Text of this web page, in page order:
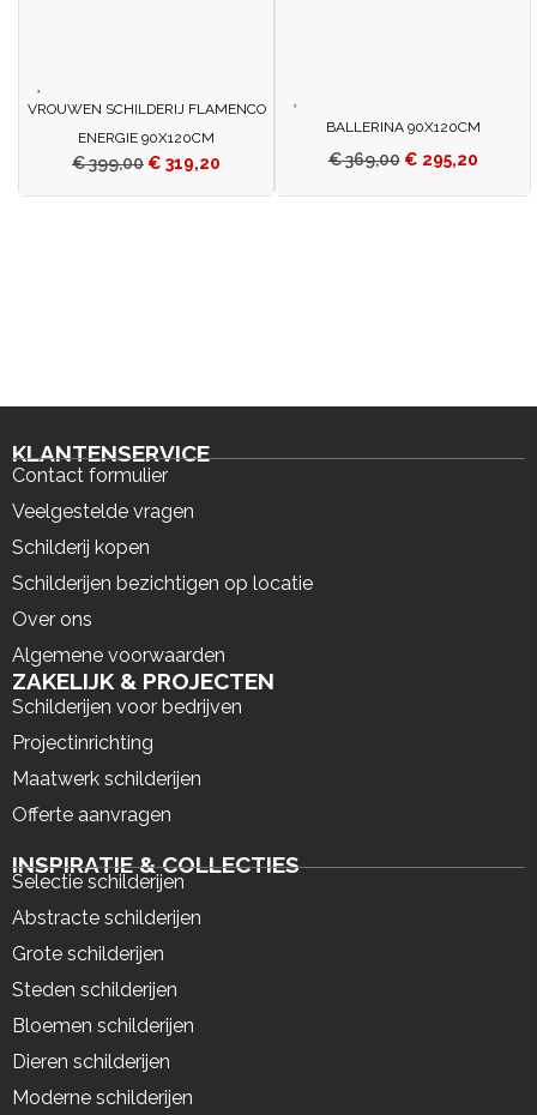
VROUWEN SCHILDERIJ FLAMENCO
ENERGIE 90X120CM
€399,00 € 319,20
BALLERINA 90X120CM
€369,00 € 295,20
KLANTENSERVICE
Contact formulier
Veelgestelde vragen
Schilderij kopen
Schilderijen bezichtigen op locatie
Over ons
Algemene voorwaarden
ZAKELIJK & PROJECTEN
Schilderijen voor bedrijven
Projectinrichting
Maatwerk schilderijen
Offerte aanvragen
INSPIRATIE & COLLECTIES
Selectie schilderijen
Abstracte schilderijen
Grote schilderijen
Steden schilderijen
Bloemen schilderijen
Dieren schilderijen
Moderne schilderijen